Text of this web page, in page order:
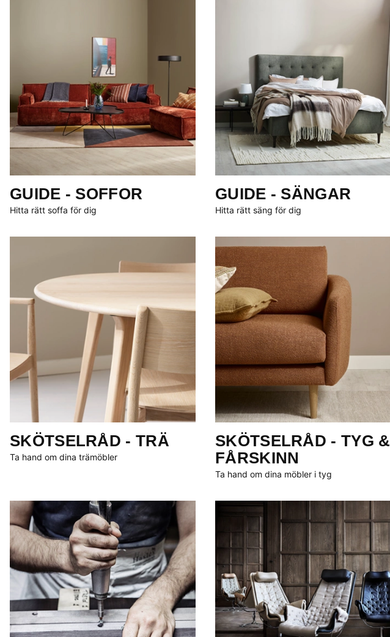
GUIDE - SOFFOR
Hitta rätt soffa för dig
GUIDE - SÄNGAR
Hitta rätt säng för dig
SKÖTSELRÅD - TRÄ
Ta hand om dina trämöbler
SKÖTSELRÅD - TYG &
FÅRSKINN
Ta hand om dina möbler i tyg